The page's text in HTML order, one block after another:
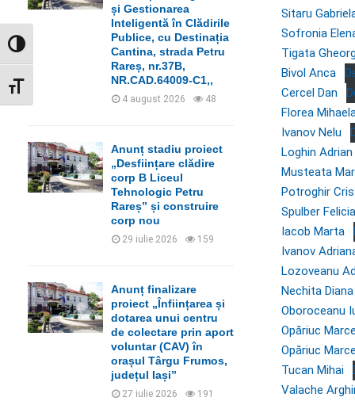
GLISOR NIVEL CONTRAST
GLISOR MĂRIME FONT
Sitaru
Sofronia
Tigata
Bivol Anca
Cercel Dan
Florea
Ivanov Nelu
Loghin Adrian
Musteata
Potroghir
Spulber
Iacob Marta
Ivanov
Lozoveanu
Nechita
Oboroceanu
Opăriuc
Opăriuc
Tucan Mihai
Valache
H
și Gestionarea
Inteligentă în Clădirile
Publice, cu Destinația
Cantina, strada Petru
Rareș, nr.37B,
NR.CAD.64009-C1,,
4 august 2026 48
Anunț stadiu proiect
„Desființare clădire
corp B Liceul
Tehnologic Petru
Rareș” și construire
corp nou
29 iulie 2026 159
Anunț finalizare
proiect „Înființarea și
dotarea unui centru
de colectare prin aport
voluntar (CAV) în
orașul Târgu Frumos,
județul Iași”
27 iulie 2026 191